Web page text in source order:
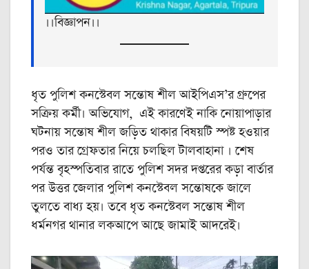
।।বিজ্ঞাপন।।
ধৃত পুলিশ কনস্টেবল সন্তোষ শীল আইপিএস’র গ্রুপের
সক্রিয় কর্মী। অভিযোগ, এই কারণেই নাকি নোয়াপাড়ার
ঘটনায় সন্তোষ শীল জড়িত থাকার বিষয়টি স্পষ্ট হওয়ার
পরও তার গ্রেফতার নিয়ে চলছিল টালবাহানা । শেষ
পর্যন্ত বৃহস্পতিবার রাতে পুলিশ সদর দপ্তরের কড়া বার্তার
পর উত্তর জেলার পুলিশ কনস্টেবল সন্তোষকে জালে
তুলতে বাধ্য হয়। তবে ধৃত কনস্টেবল সন্তোষ শীল
ধর্মনগর থানার লকআপে আছে জামাই আদরেই।